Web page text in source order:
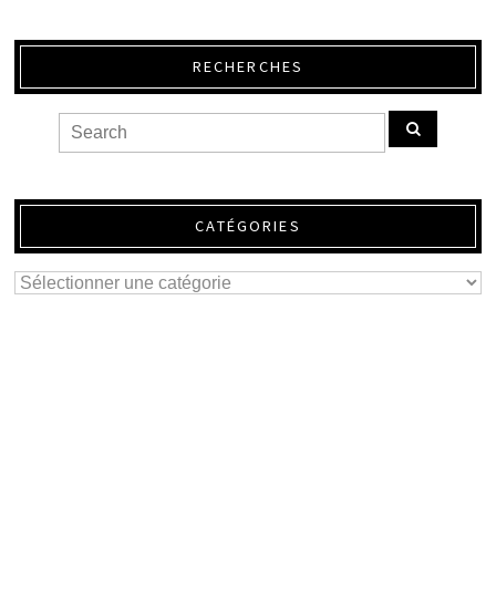
RECHERCHES
CATÉGORIES